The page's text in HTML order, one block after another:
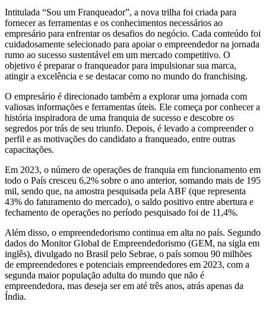
Intitulada “Sou um Franqueador”, a nova trilha foi criada para
fornecer as ferramentas e os conhecimentos necessários ao
empresário para enfrentar os desafios do negócio. Cada conteúdo foi
cuidadosamente selecionado para apoiar o empreendedor na jornada
rumo ao sucesso sustentável em um mercado competitivo. O
objetivo é preparar o franqueador para impulsionar sua marca,
atingir a excelência e se destacar como no mundo do franchising.
O empresário é direcionado também a explorar uma jornada com
valiosas informações e ferramentas úteis. Ele começa por conhecer a
história inspiradora de uma franquia de sucesso e descobre os
segredos por trás de seu triunfo. Depois, é levado a compreender o
perfil e as motivações do candidato a franqueado, entre outras
capacitações.
Em 2023, o número de operações de franquia em funcionamento em
todo o País cresceu 6,2% sobre o ano anterior, somando mais de 195
mil, sendo que, na amostra pesquisada pela ABF (que representa
43% do faturamento do mercado), o saldo positivo entre abertura e
fechamento de operações no período pesquisado foi de 11,4%.
Além disso, o empreendedorismo continua em alta no país. Segundo
dados do Monitor Global de Empreendedorismo (GEM, na sigla em
inglês), divulgado no Brasil pelo Sebrae, o país somou 90 milhões
de empreendedores e potenciais empreendedores em 2023, com a
segunda maior população adulta do mundo que não é
empreendedora, mas deseja ser em até três anos, atrás apenas da
Índia.